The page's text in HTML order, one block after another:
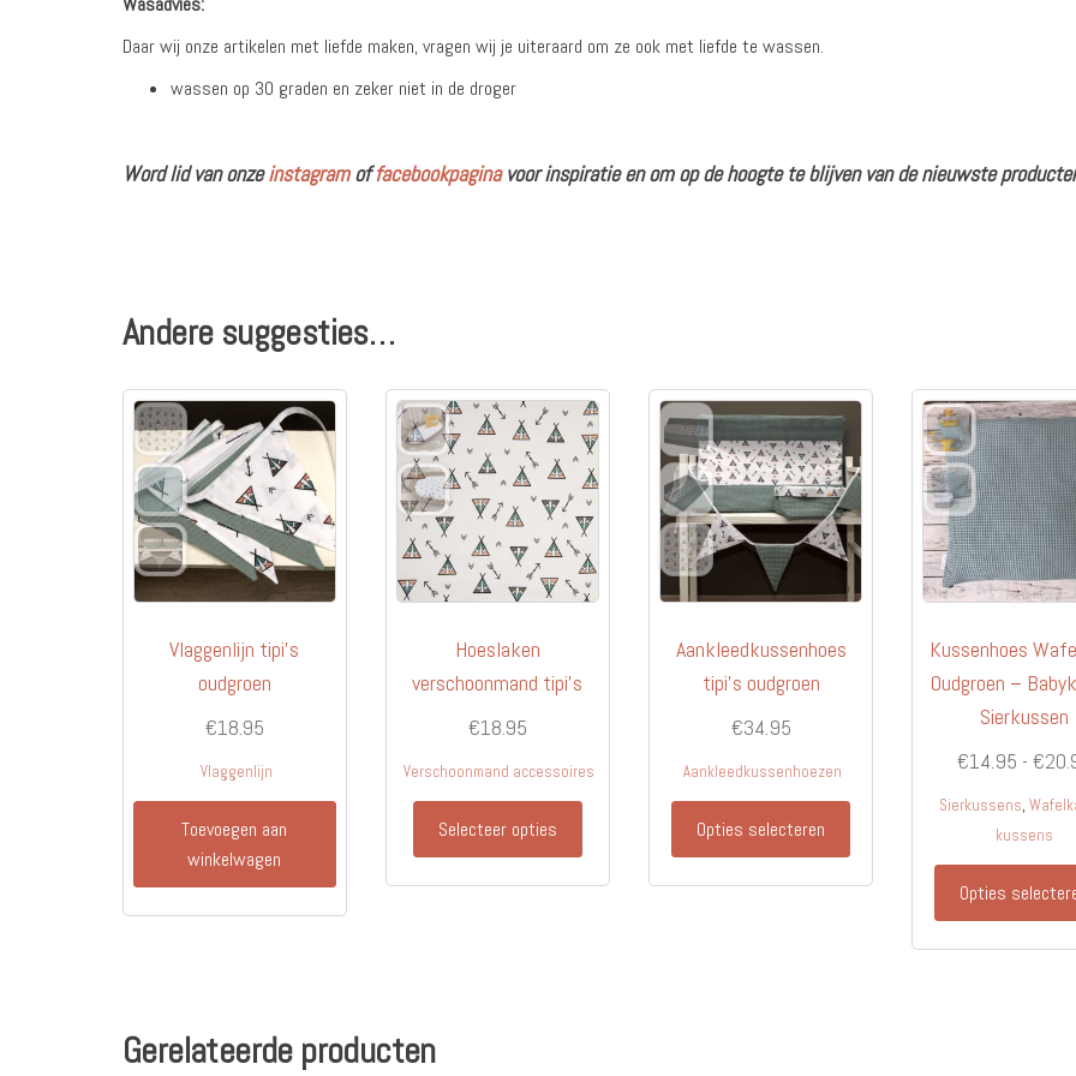
Daar wij onze artikelen met liefde maken, vragen wij je uiteraard om ze ook met liefde te wassen.
wassen op 30 graden en zeker niet in de droger
Word lid van onzeinstagramoffacebookpaginavoor inspiratie en om op de hoogte te blijven van de nieuwste
Andere suggesties…
Vlaggenlijn tipi’s
oudgroen
€18.95
Vlaggenlijn
Toevoegen aan
winkelwagen
Hoeslaken
verschoonmand tipi’s
€18.95
Verschoonmand accessoires
Selecteer opties
Aankleedkussenhoes
tipi’s oudgroen
€34.95
Aankleedkussenhoezen
Opties selecteren
Dit
Kussenhoes
Oudgroen –
Sierkussen
€14.95 - €
Sierkussens,
kussens
Opties
Gerelateerde producten